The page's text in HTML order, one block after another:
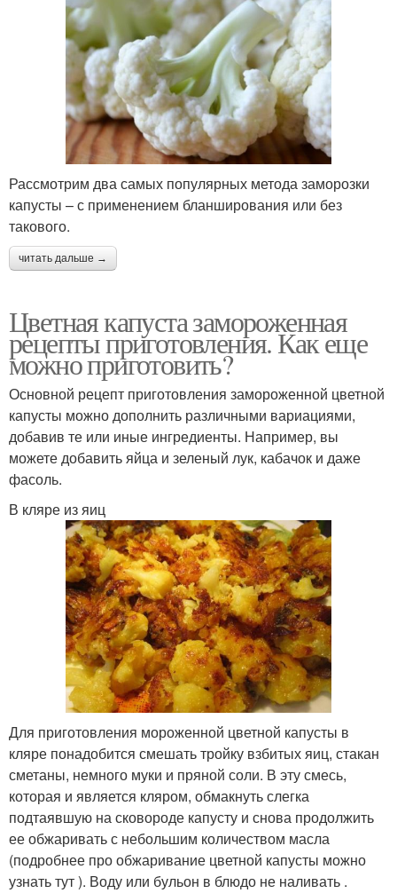
Рассмотрим два самых популярных метода заморозки
капусты – с применением бланширования или без
такового.
читать дальше →
Цветная капуста замороженная
рецепты приготовления. Как еще
можно приготовить?
Основной рецепт приготовления замороженной цветной
капусты можно дополнить различными вариациями,
добавив те или иные ингредиенты. Например, вы
можете добавить яйца и зеленый лук, кабачок и даже
фасоль.
В кляре из яиц
Для приготовления мороженной цветной капусты в
кляре понадобится смешать тройку взбитых яиц, стакан
сметаны, немного муки и пряной соли. В эту смесь,
которая и является кляром, обмакнуть слегка
подтаявшую на сковороде капусту и снова продолжить
ее обжаривать с небольшим количеством масла
(подробнее про обжаривание цветной капусты можно
узнать тут ). Воду или бульон в блюдо не наливать .